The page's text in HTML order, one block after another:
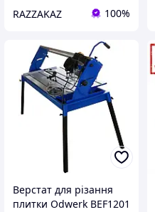
RAZZAKAZ 100%
Верстат для різання
плитки Odwerk BEF1201